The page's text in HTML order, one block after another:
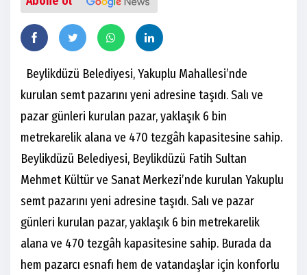
Beylikdüzü Belediyesi, Yakuplu Mahallesi’nde
kurulan semt pazarını yeni adresine taşıdı. Salı ve
pazar günleri kurulan pazar, yaklaşık 6 bin
metrekarelik alana ve 470 tezgâh kapasitesine sahip.
Beylikdüzü Belediyesi, Beylikdüzü Fatih Sultan
Mehmet Kültür ve Sanat Merkezi’nde kurulan Yakuplu
semt pazarını yeni adresine taşıdı. Salı ve pazar
günleri kurulan pazar, yaklaşık 6 bin metrekarelik
alana ve 470 tezgâh kapasitesine sahip. Burada da
hem pazarcı esnafı hem de vatandaşlar için konforlu